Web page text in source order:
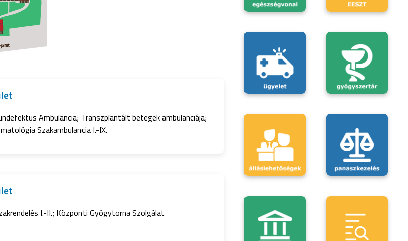
Ambulancia; Transzplantált betegek ambulanciája;
Szakambulancia I.-IX.
I.-II.; Központi Gyógytorna Szolgálat